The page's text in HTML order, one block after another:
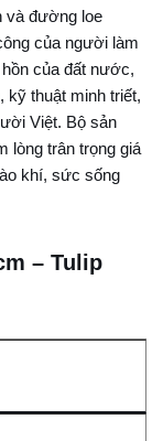
và đường loe
của người làm
của đất nước,
kỹ thuật minh triết,
Việt. Bộ sản
lòng trân trọng giá
khí, sức sống
– Tulip